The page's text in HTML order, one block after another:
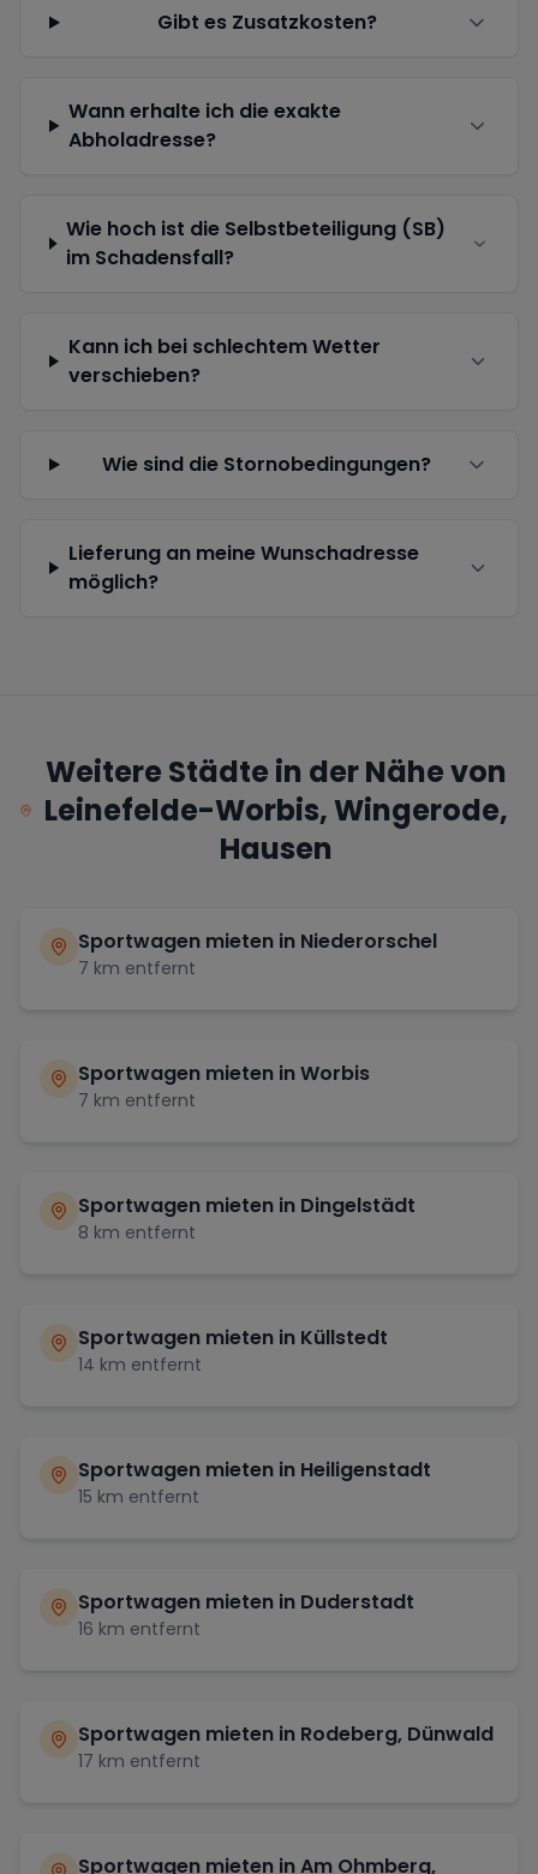
Gibt es Zusatzkosten?
Wann erhalte ich die exakte
Abholadresse?
Wie hoch ist die Selbstbeteiligung (SB)
im Schadensfall?
Kann ich bei schlechtem Wetter
verschieben?
Wie sind die Stornobedingungen?
Lieferung an meine Wunschadresse
möglich?
Weitere Städte in der Nähe von
Leinefelde-Worbis, Wingerode,
Hausen
Sportwagen mieten in Niederorschel
7 km entfernt
Sportwagen mieten inWorbis
7 km entfernt
Sportwagen mieten in Dingelstädt
8 km entfernt
Sportwagen mieten in Küllstedt
14 km entfernt
Sportwagen mieten in Heiligenstadt
15 km entfernt
Sportwagen mieten in Duderstadt
16 km entfernt
Sportwagen mieten in Rodeberg, Dünwald
17 km entfernt
Sportwagen mieten inAm Ohmberg,